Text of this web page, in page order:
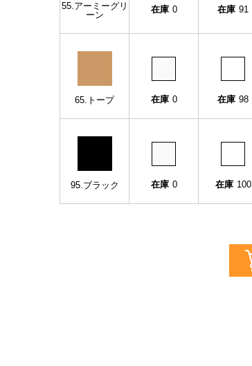
55.アーミーグリ
ーン
在庫 0 在庫 91
65.トープ 在庫 0 在庫 98
95.ブラック 在庫 0 在庫 100